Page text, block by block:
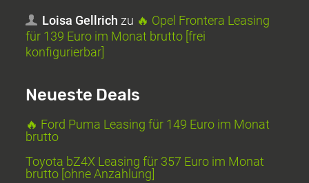
Loisa Gellrich zu 🔥 Opel Frontera Leasing
für 139 Euro im Monat brutto [frei
konfigurierbar]
Neueste Deals
🔥 Ford Puma Leasing für 149 Euro im Monat
brutto
Toyota bZ4X Leasing für 357 Euro im Monat
brutto [ohne Anzahlung]